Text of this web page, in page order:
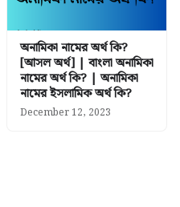
অনামিকা নামের অর্থ কি?
[আসল অর্থ] | বাংলা অনামিকা
নামের অর্থ কি? | অনামিকা
নামের ইসলামিক অর্থ কি?
December 12, 2023